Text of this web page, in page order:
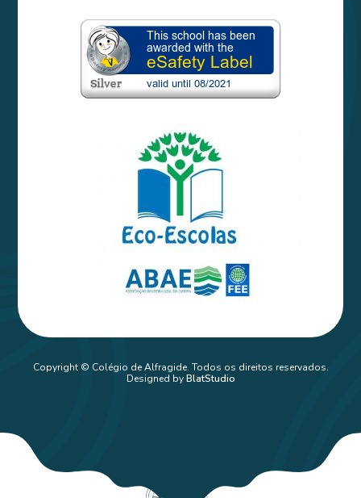
Copyright © Colégio de Alfragide. Todos os direitos reservados.
Designed byBlatStudio